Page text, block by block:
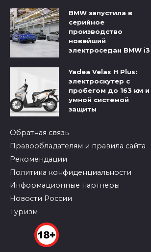
BMW запустила в
серийное
производство
новейший
электроседан BMW i3
Yadea Velax H Plus:
электроскутер с
пробегом до 163 км и
умной системой
защиты
Обратная связь
Правообладателям и правила сайта
Рекомендации
Политика конфиденциальности
Информационные партнеры
Новости России
Туризм